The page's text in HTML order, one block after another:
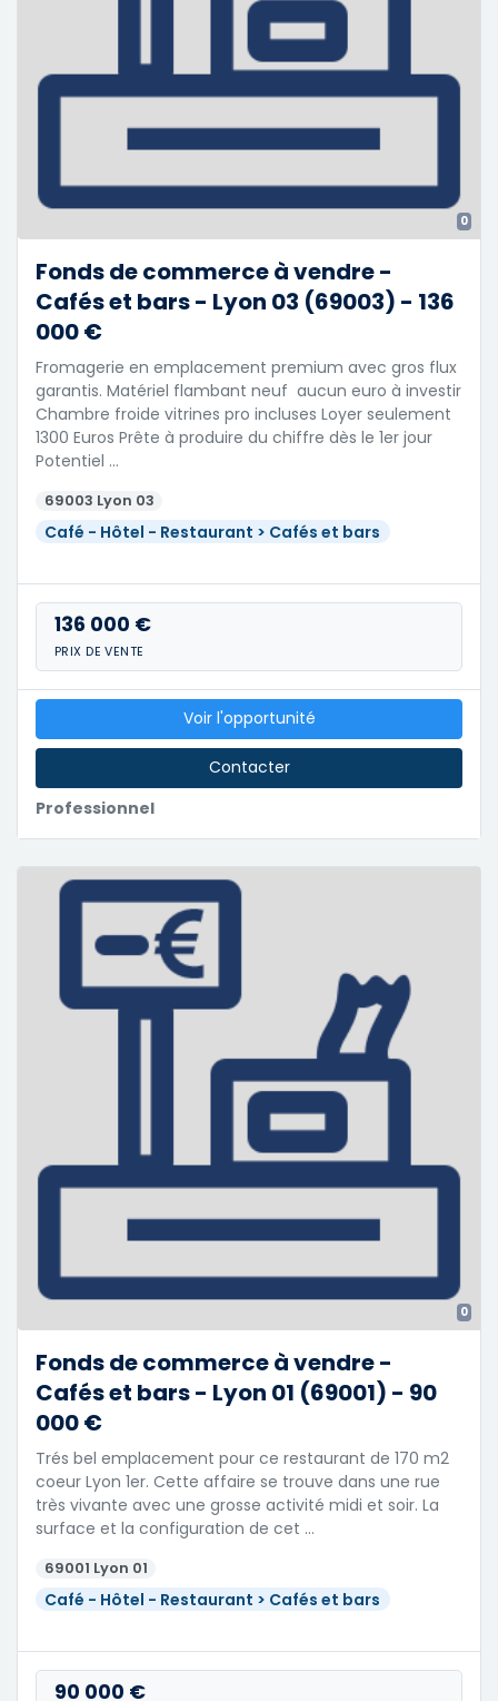
0
Fonds de commerce à vendre -
Cafés et bars - Lyon 03 (69003) - 136
000 €
Fromagerie en emplacement premium avec gros flux
garantis. Matériel flambant neuf  aucun euro à investir
Chambre froide vitrines pro incluses Loyer seulement
1300 Euros Prête à produire du chiffre dès le 1er jour
Potentiel …
69003 Lyon 03
Café - Hôtel - Restaurant > Cafés et bars
136 000 €
PRIX DE VENTE
Professionnel
Voir l'opportunité
Contacter
0
Fonds de commerce à vendre -
Cafés et bars - Lyon 01 (69001) - 90
000 €
Trés bel emplacement pour ce restaurant de 170 m2
coeur Lyon 1er. Cette affaire se trouve dans une rue
très vivante avec une grosse activité midi et soir. La
surface et la configuration de cet …
69001 Lyon 01
Café - Hôtel - Restaurant > Cafés et bars
90 000 €